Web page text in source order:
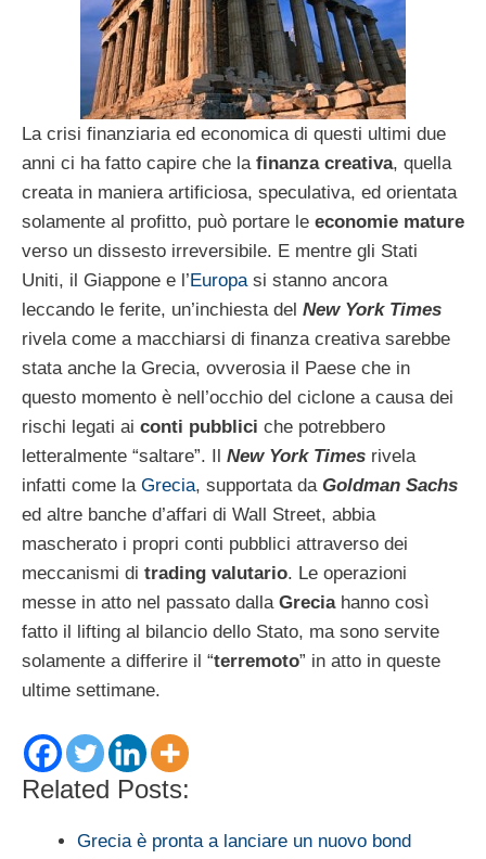
La crisi finanziaria ed economica di questi ultimi due
anni ci ha fatto capire che la finanza creativa, quella
creata in maniera artificiosa, speculativa, ed orientata
solamente al profitto, può portare le economie mature
verso un dissesto irreversibile. E mentre gli Stati
Uniti, il Giappone e l’Europasi stanno ancora
leccando le ferite, un’inchiesta del New York Times
rivela come a macchiarsi di finanza creativa sarebbe
stata anche la Grecia, ovverosia il Paese che in
questo momento è nell’occhio del ciclone a causa dei
rischi legati ai conti pubblici che potrebbero
letteralmente “saltare”. Il New York Times rivela
infatti come la Grecia, supportata da Goldman Sachs
ed altre banche d’affari di Wall Street, abbia
mascherato i propri conti pubblici attraverso dei
meccanismi di trading valutario. Le operazioni
messe in atto nel passato dalla Greciahanno così
fatto il lifting al bilancio dello Stato, ma sono servite
solamente a differire il “terremoto” in atto in queste
ultime settimane.
Related Posts:
Grecia è pronta a lanciare un nuovo bond